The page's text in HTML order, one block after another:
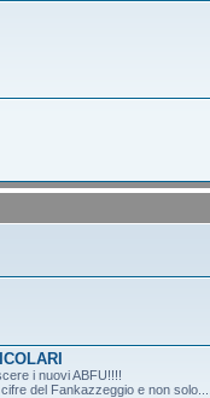
i nuovi ABFU!!!!
del Fankazzeggio e non solo.....